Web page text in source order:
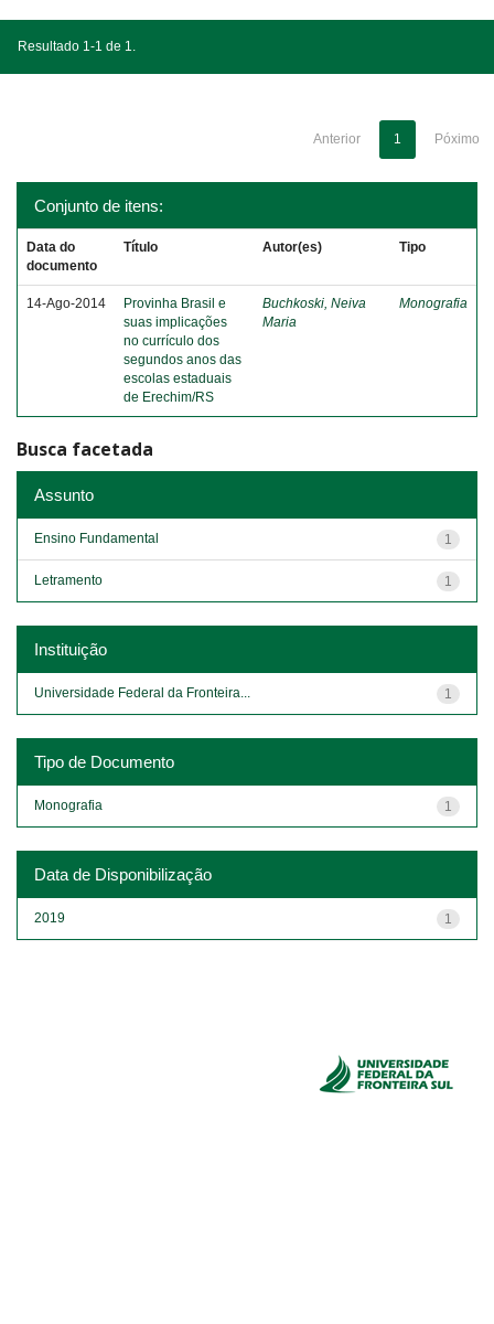
Resultado 1-1 de 1.
Anterior 1 Póximo
Conjunto de itens:
Data do
documento
Título Autor(es) Tipo
14-Ago-2014
Provinha Brasil e
suas implicações
no currículo dos
segundos anos das
escolas estaduais
de Erechim/RS
Buchkoski, Neiva
Maria
Monografia
Busca facetada
Assunto
1
Ensino Fundamental
1
Letramento
Instituição
1
Universidade Federal da Fronteira...
Tipo de Documento
1
Monografia
Data de Disponibilização
1
2019